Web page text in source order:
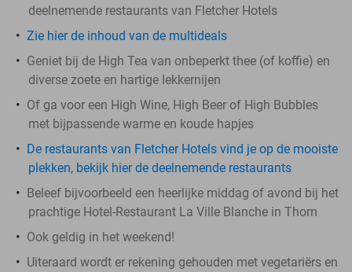
deelnemende restaurants van Fletcher Hotels
Zie hier de inhoud van de multideals
Geniet bij de High Tea van onbeperkt thee (of koffie) en
diverse zoete en hartige lekkernijen
Of ga voor een High Wine, High Beer of High Bubbles
met bijpassende warme en koude hapjes
De restaurants van Fletcher Hotels vind je op de mooiste
plekken, bekijk hier de deelnemende restaurants
Beleef bijvoorbeeld een heerlijke middag of avond bij het
prachtige Hotel-Restaurant La Ville Blanche in Thorn
Ook geldig in het weekend!
Uiteraard wordt er rekening gehouden met vegetariërs en